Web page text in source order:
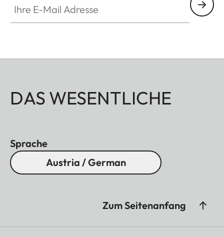
DAS WESENTLICHE
Sprache
Austria / German
Zum Seitenanfang